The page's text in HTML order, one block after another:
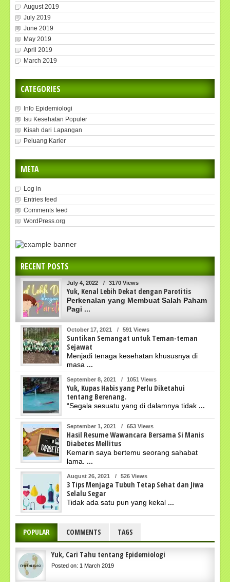
August 2019
July 2019
June 2019
May 2019
April 2019
March 2019
CATEGORIES
Info Epidemiologi
Isu Kesehatan Populer
Kisah dari Lapangan
Peluang Karier
META
Log in
Entries feed
Comments feed
WordPress.org
RECENT POSTS
July 4, 2022 / 3170 Views
Yuk, Kenal Lebih Dekat dengan Parotitis
Perkenalan yang Membuat Salah Paham
Pagi ...
October 17, 2021 / 591 Views
Suntikan Semangat untuk Teman-teman
Sejawat
Menjadi tenaga kesehatan khususnya di
masa ...
September 8, 2021 / 1051 Views
Yuk, Kupas Habis yang Perlu Diketahui
tentang Berenang.
“Segala sesuatu yang di dalamnya tidak ...
September 1, 2021 / 653 Views
Hasil Resume Wawancara Bersama Si Manis
Diabetes Mellitus
Kemarin saya bertemu seorang sahabat
lama. ...
August 26, 2021 / 526 Views
3 Tips Menjaga Tubuh Tetap Sehat dan Jiwa
Selalu Segar
Tidak ada satu pun yang kekal ...
POPULAR COMMENTS TAGS
Yuk, Cari Tahu tentang Epidemiologi
Posted on: 1 March 2019